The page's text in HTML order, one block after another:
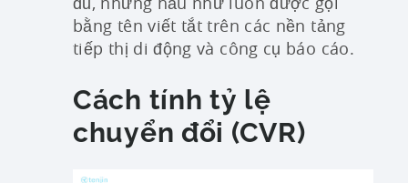
bằng tên viết tắt trên các nền tảng
tiếp thị di động và công cụ báo cáo.
Cách tính tỷ lệ
chuyển đổi (CVR)